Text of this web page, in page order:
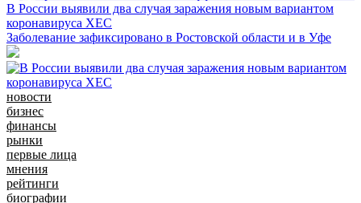
В России выявили два случая заражения новым вариантом
коронавируса XEC
Заболевание зафиксировано в Ростовской области и в Уфе
новости
бизнес
финансы
рынки
первые лица
мнения
рейтинги
биографии